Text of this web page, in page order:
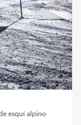
esquí alpino